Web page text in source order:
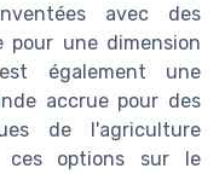
avec des
pour une dimension
également une
accrue pour des
de l'agriculture
ces options sur le